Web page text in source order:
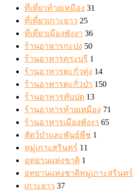
ที่เที่ยวท้ายเหมือง 31
ที่เที่ยวเกาะยาว 25
ที่เที่ยวเมืองพังงา 36
ร้านอาหารกะปง 50
ร้านอาหารคุระบุรี 1
ร้านอาหารตะกั่วทุ่ง 14
ร้านอาหารตะกั่วป่า 150
ร้านอาหารทับปุด 13
ร้านอาหารท้ายเหมือง 71
ร้านอาหารเมืองพังงา 65
สัตว์ป่าและพันธุ์พืช 1
หมู่เกาะสุรินทร์ 11
อุทยานแห่งชาติ 1
อุทยานแห่งชาติหมู่เกาะสุรินทร์
เกาะยาว 37